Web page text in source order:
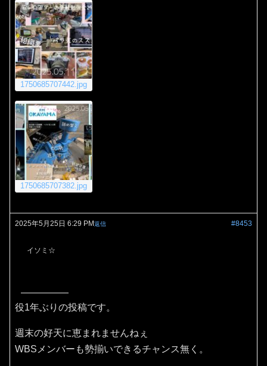
1750685707442.jpg
1750685707382.jpg
2025年5月25日 6:29 PM #8453
返信
イソミ☆
役1年ぶりの投稿です。
週末の好天に恵まれませんねぇ
WBSメンバーも勢揃いできるチャンス無く。